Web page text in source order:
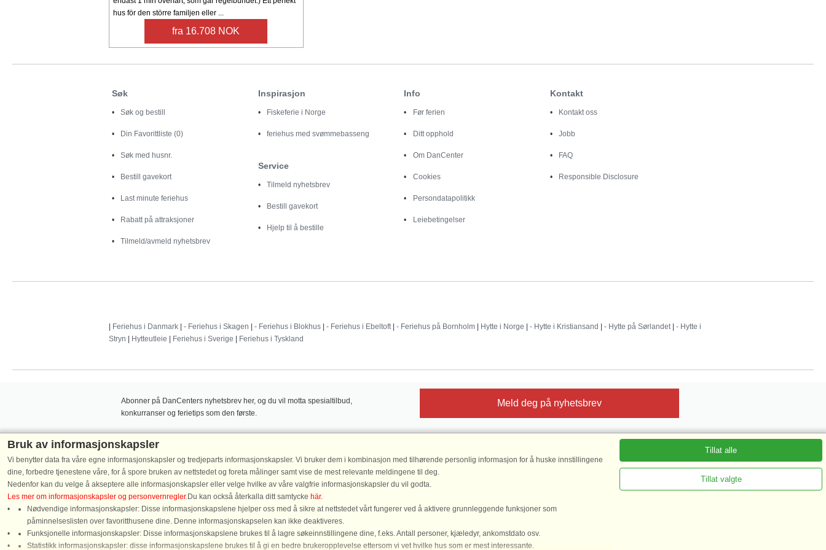
hus för den större familjen eller ...
fra 16.708 NOK
Søk
Søk og bestill
Din Favorittliste (0)
Søk med husnr.
Bestill gavekort
Last minute feriehus
Rabatt på attraksjoner
Tilmeld/avmeld nyhetsbrev
Inspirasjon
Fiskeferie i Norge
feriehus med svømmebasseng
Service
Tilmeld nyhetsbrev
Bestill gavekort
Hjelp til å bestille
Info
Før ferien
Ditt opphold
Om DanCenter
Cookies
Persondatapolitikk
Leiebetingelser
Kontakt
Kontakt oss
Jobb
FAQ
Responsible Disclosure
| Feriehus i Danmark | - Feriehus i Skagen | - Feriehus i Blokhus | - Feriehus i Ebeltoft | - Feriehus på Bornholm | Hytte i Norge | - Hytte i Kristiansand | - Hytte på Sørlandet | - Hytte i
Stryn | Hytteutleie | Feriehus i Sverige | Feriehus i Tyskland
Abonner på DanCenters nyhetsbrev her, og du vil motta spesialtilbud,
konkurranser og ferietips som den første.
Meld deg på nyhetsbrev
Følg oss på:
DanCenter vurdering| 4,1 av 5, basert på mer enn 135.870 gjestevurderinger|
DanCenter A/S - Kronprinsensgade 3, 2. - 1114 København K - Danmark
Tel.: +45 70 13 00 00 - Bankforbindelse: Danske Bank/Oslo Kontonr. 9760 05 01 635 - CVR: 67324013
Bruk av informasjonskapsler
Vi benytter data fra våre egne informasjonskapsler og tredjeparts informasjonskapsler. Vi bruker dem i kombinasjon med tilhørende personlig informasjon for å huske innstillingene
dine, forbedre tjenestene våre, for å spore bruken av nettstedet og foreta målinger samt vise de mest relevante meldingene til deg.
Nedenfor kan du velge å akseptere alle informasjonskapsler eller velge hvilke av våre valgfrie informasjonskapsler du vil godta.
Les mer om informasjonskapsler og personvernregler.Du kan också återkalla ditt samtycke här.
Nødvendige informasjonskapsler: Disse informasjonskapslene hjelper oss med å sikre at nettstedet vårt fungerer ved å aktivere grunnleggende funksjoner som
påminnelseslisten over favoritthusene dine. Denne informasjonskapselen kan ikke deaktiveres.
Funksjonelle informasjonskapsler: Disse informasjonskapslene brukes til å lagre søkeinnstillingene dine, f.eks. Antall personer, kjæledyr, ankomstdato osv.
Statistikk informasjonskapsler: disse informasjonskapslene brukes til å gi en bedre brukeropplevelse ettersom vi vet hvilke hus som er mest interessante.
Tillat alle
Tillat valgte
Chat